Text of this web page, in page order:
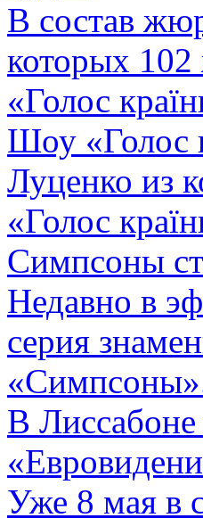
В состав
которых
«Голос
Шоу «Голос
Луценко из
«Голос
Симпсоны
Недавно в
серия
В
Уже 8 мая в